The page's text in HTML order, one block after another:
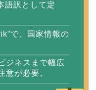
語訳として定
で、国家情報の
ジネスまで幅広
意が必要。